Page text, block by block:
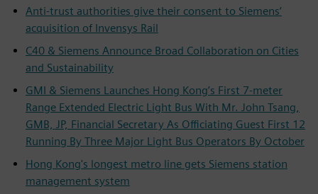
Anti-trust authorities give their consent to Siemens’
acquisition of Invensys Rail
C40 & Siemens Announce Broad Collaboration on Cities
and Sustainability
GMI & Siemens Launches Hong Kong’s First 7-meter
Range Extended Electric Light Bus With Mr. John Tsang,
GMB, JP, Financial Secretary As Officiating Guest First 12
Running By Three Major Light Bus Operators By October
Hong Kong's longest metro line gets Siemens station
management system